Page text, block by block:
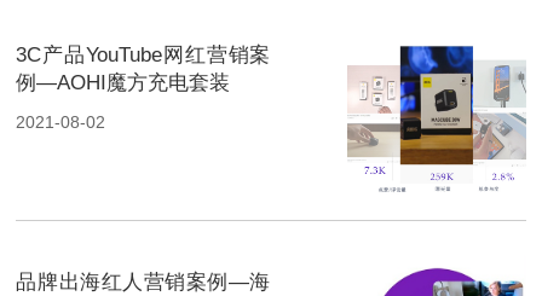
3C产品YouTube网红营销案
例—AOHI魔方充电套装
2021-08-02
品牌出海红人营销案例—海